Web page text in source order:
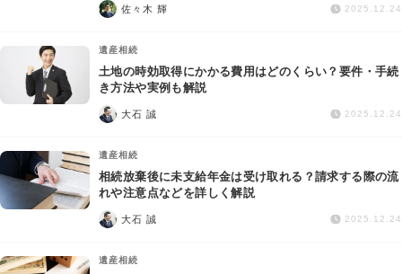
佐々木 輝 2025.12.24
遺産相続
土地の時効取得にかかる費用はどのくらい？要件・手続
き方法や実例も解説
大石 誠 2025.12.24
遺産相続
相続放棄後に未支給年金は受け取れる？請求する際の流
れや注意点などを詳しく解説
大石 誠 2025.12.24
遺産相続